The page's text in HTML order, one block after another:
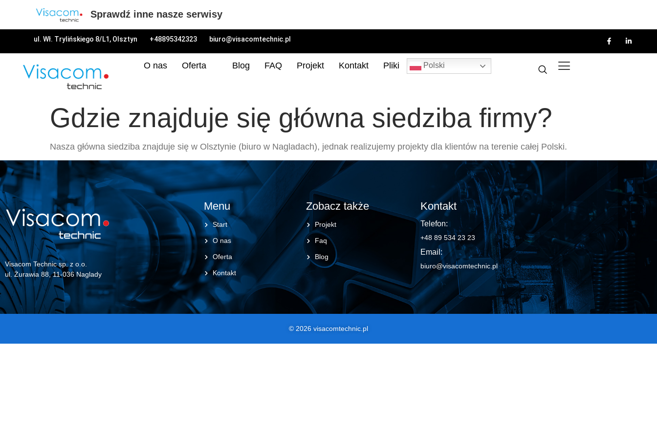
ul. Wł. Trylińskiego 8/L1, Olsztyn +48895342323 biuro@visacomtechnic.pl
O nas Oferta Blog FAQ Projekt Kontakt Pliki Polski
Gdzie znajduje się główna siedziba firmy?
Nasza główna siedziba znajduje się w Olsztynie (biuro w Nagladach), jednak realizujemy projekty dla klientów na terenie całej Polski.
Visacom Technic sp. z o.o.
ul. Żurawia 88, 11-036 Naglady
Menu
Start
O nas
Oferta
Kontakt
Zobacz także
Projekt
Faq
Blog
Kontakt
Telefon:
+48 89 534 23 23
Email:
biuro@visacomtechnic.pl
© 2026 visacomtechnic.pl
Sprawdź inne nasze serwisy